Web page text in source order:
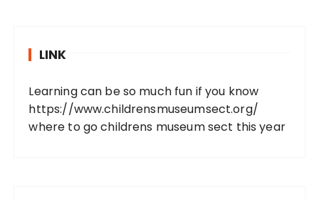
LINK
Learning can be so much fun if you know
https://www.childrensmuseumsect.org/
where to go childrens museum sect this year